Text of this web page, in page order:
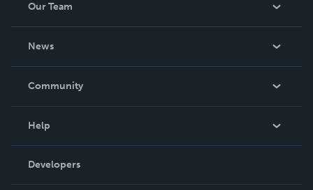
Our Team
News
In The News
Community
Podcast
Help
Order Lookup
Knowledge Base
Developers